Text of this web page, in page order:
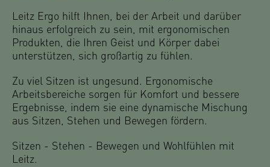
Leitz Ergo hilft Ihnen, bei der Arbeit und darüber
hinaus erfolgreich zu sein, mit ergonomischen
Produkten, die Ihren Geist und Körper dabei
unterstützen, sich großartig zu fühlen.
Zu viel Sitzen ist ungesund. Ergonomische
Arbeitsbereiche sorgen für Komfort und bessere
Ergebnisse, indem sie eine dynamische Mischung
aus Sitzen, Stehen und Bewegen fördern.
Sitzen - Stehen - Bewegen und Wohlfühlen mit
Leitz.